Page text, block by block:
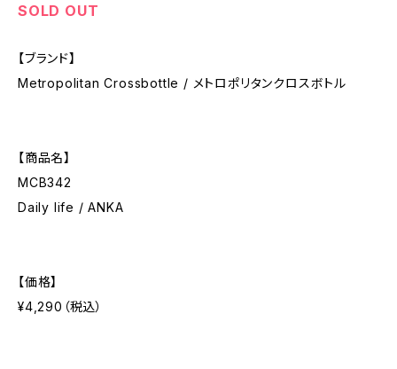
SOLD OUT
【ブランド】
Metropolitan Crossbottle / メトロポリタンクロスボトル
【商品名】
MCB342
Daily life / ANKA
【価格】
¥4,290（税込）